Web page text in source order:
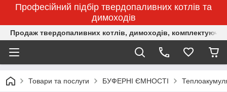
Професійний підбір твердопаливних котлів та
димоходів
Продаж твердопаливних котлів, димоходів,
Товари та послуги БУФЕРНІ ЄМНОСТІ